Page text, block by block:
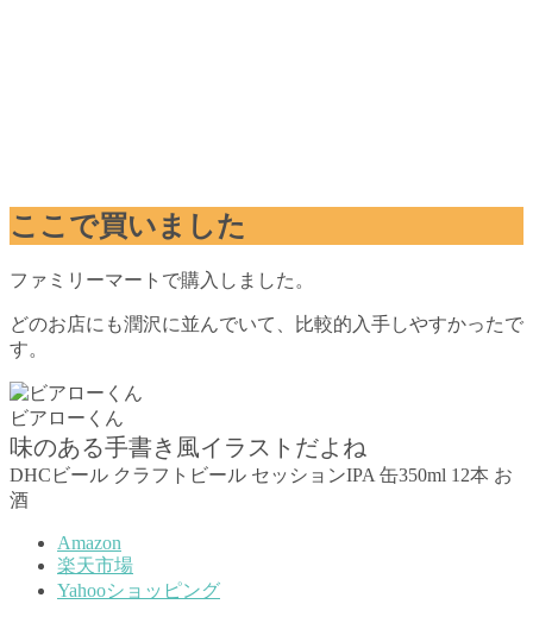
ここで買いました
ファミリーマートで購入しました。
どのお店にも潤沢に並んでいて、比較的入手しやすかったで
す。
ビアローくん
味のある手書き風イラストだよね
DHCビール クラフトビール セッションIPA 缶350ml 12本 お
酒
Amazon
楽天市場
Yahooショッピング